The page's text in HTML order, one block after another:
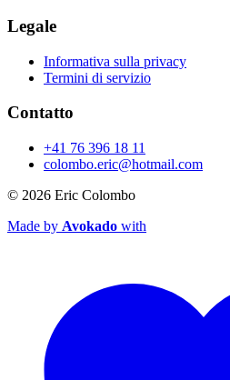
Legale
Informativa sulla privacy
Termini di servizio
Contatto
+41 76 396 18 11
colombo.eric@hotmail.com
© 2026 Eric Colombo
Made by Avokado with